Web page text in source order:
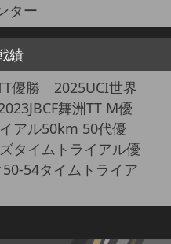
ター
績
優勝 2025UCI世界
舞洲TT M優
アル50km 50代優
タイムトライアル優
54タイムトライア